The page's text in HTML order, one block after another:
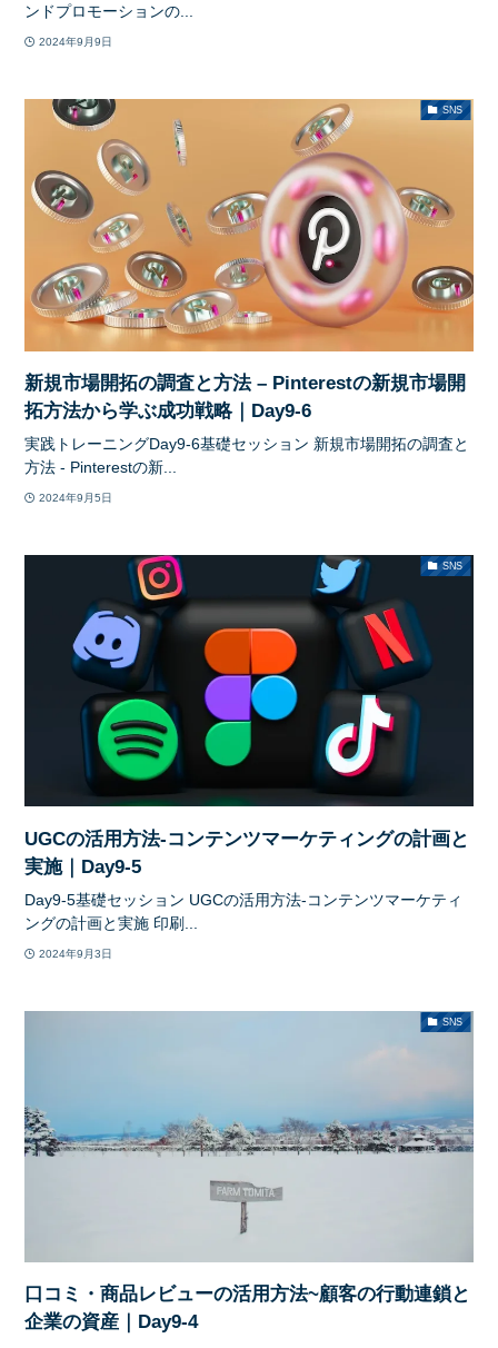
ンドプロモーションの...
2024年9月9日
SNS
新規市場開拓の調査と方法 – Pinterestの新規市場開
拓方法から学ぶ成功戦略｜Day9-6
実践トレーニングDay9-6基礎セッション 新規市場開拓の調査と
方法 - Pinterestの新...
2024年9月5日
SNS
UGCの活用方法-コンテンツマーケティングの計画と
実施｜Day9-5
Day9-5基礎セッション UGCの活用方法-コンテンツマーケティ
ングの計画と実施 印刷...
2024年9月3日
SNS
口コミ・商品レビューの活用方法~顧客の行動連鎖と
企業の資産｜Day9-4